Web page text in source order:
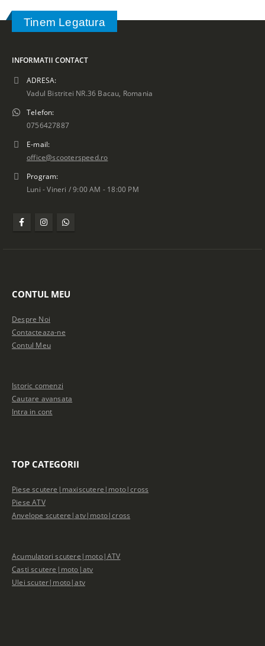
Tinem Legatura
INFORMATII CONTACT
ADRESA:
Vadul Bistritei NR.36 Bacau, Romania
Telefon:
0756427887
E-mail:
office@scooterspeed.ro
Program:
Luni - Vineri / 9:00 AM - 18:00 PM
CONTUL MEU
Despre Noi
Contacteaza-ne
Contul Meu
Istoric comenzi
Cautare avansata
Intra in cont
TOP CATEGORII
Piese scutere|maxiscutere|moto|cross
Piese ATV
Anvelope scutere|atv|moto|cross
Acumulatori scutere|moto|ATV
Casti scutere|moto|atv
Ulei scuter|moto|atv